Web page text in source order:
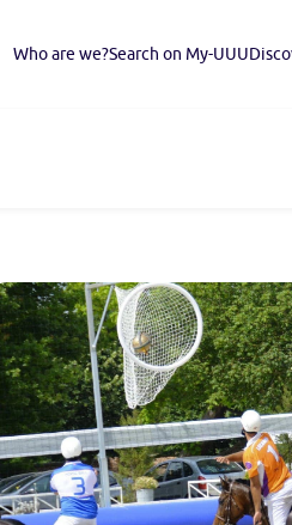
Who are we?Search on My-UUU